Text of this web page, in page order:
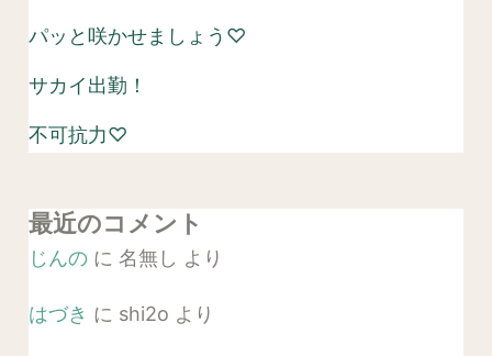
パッと咲かせましょう♡
サカイ出勤！
不可抗力♡
最近のコメント
じんのに 名無し より
はづき に shi2o より